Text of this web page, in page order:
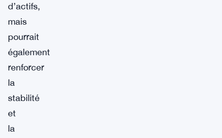
d’actifs,
mais
pourrait
également
renforcer
la
stabilité
et
la